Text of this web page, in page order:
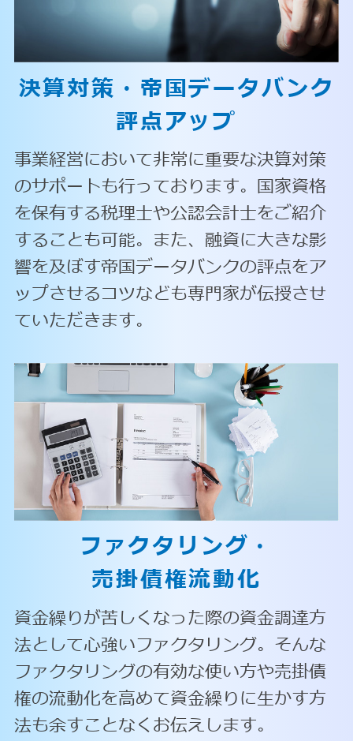
決算対策・ 帝国データバンク
評点アップ
事業経営において非常に重要な決算対策
のサポートも行っております。国家資格
を保有する税理士や公認会計士をご紹介
することも可能。また、融資に大きな影
響を及ぼす帝国データバンクの評点をア
ップさせるコツなども専門家が伝授させ
ていただきます。
ファクタリング・
売掛債権流動化
資金繰りが苦しくなった際の資金調達方
法として心強いファクタリング。そんな
ファクタリングの有効な使い方や売掛債
権の流動化を高めて資金繰りに生かす方
法も余すことなくお伝えします。